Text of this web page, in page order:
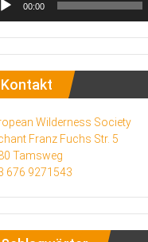
00:00
Kontakt
Wilderness Society
Franz Fuchs Str. 5
Tamsweg
676 9271543